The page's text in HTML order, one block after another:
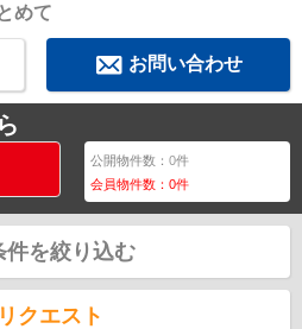
めて
お問い合わせ
公開物件数：0件
会員物件数：0件
件を絞り込む
クエスト